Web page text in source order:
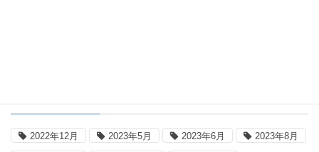
2022年12月 2023年5月 2023年6月 2023年8月